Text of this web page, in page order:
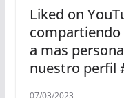
Liked on
compartiendo
a mas
nuestro perfil